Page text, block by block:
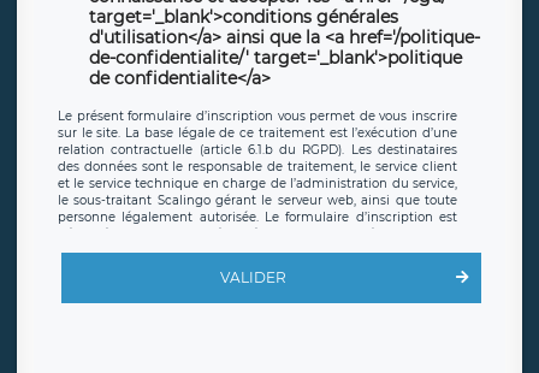
target='_blank'>conditions générales
d'utilisation</a> ainsi que la <a href='/politique-
de-confidentialite/' target='_blank'>politique
de confidentialite</a>
Le présent formulaire d’inscription vous permet de vous inscrire
sur le site. La base légale de ce traitement est l’exécution d’une
relation contractuelle (article 6.1.b du RGPD). Les destinataires
des données sont le responsable de traitement, le service client
et le service technique en charge de l’administration du service,
le sous-traitant Scalingo gérant le serveur web, ainsi que toute
personne légalement autorisée. Le formulaire d’inscription est
offrant desclauses de protection conformes au RGPD. Les
en sollicite la suppression, étant entendu que vous pouvez
demander la suppression de vos données et retirer votre
VALIDER